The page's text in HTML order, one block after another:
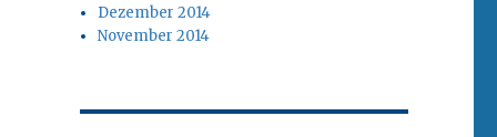
Dezember 2014
November 2014